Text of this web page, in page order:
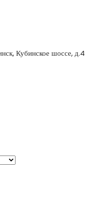
Кубинское шоссе, д.4